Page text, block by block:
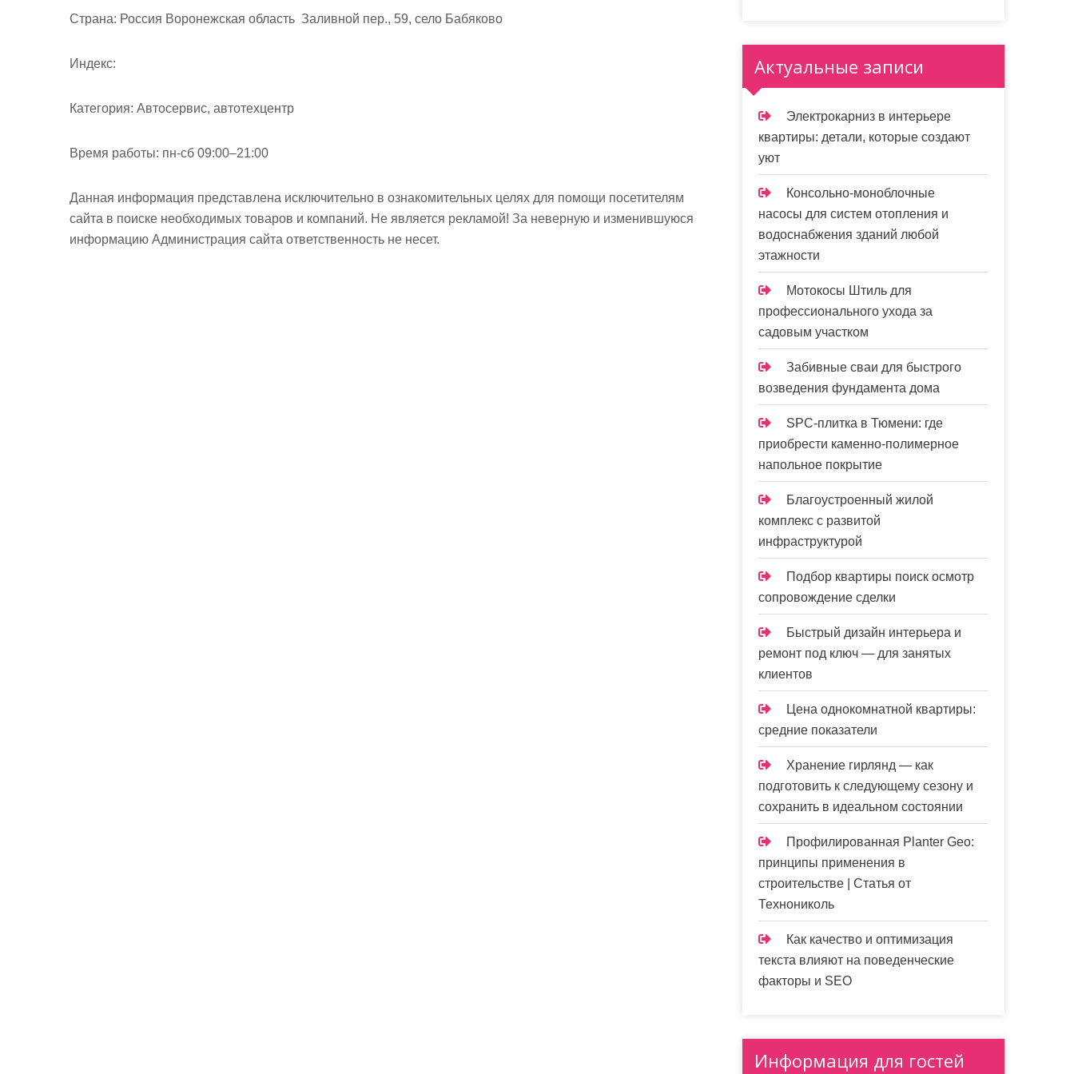
Страна: Россия Воронежская область Заливной пер., 59, село Бабяково
Индекс:
Категория: Автосервис, автотехцентр
Время работы: пн-сб 09:00–21:00
Данная информация представлена исключительно в ознакомительных целях для помощи посетителям
сайта в поиске необходимых товаров и компаний. Не является рекламой! За неверную и изменившуюся
информацию Администрация сайта ответственность не несет.
Актуальные записи
Электрокарниз в интерьере
квартиры: детали, которые создают
уют
Консольно-моноблочные
насосы для систем отопления и
водоснабжения зданий любой
этажности
Мотокосы Штиль для
профессионального ухода за
садовым участком
Забивные сваи для быстрого
возведения фундамента дома
SPC-плитка в Тюмени: где
приобрести каменно-полимерное
напольное покрытие
Благоустроенный жилой
комплекс с развитой
инфраструктурой
Подбор квартиры поиск осмотр
сопровождение сделки
Быстрый дизайн интерьера и
ремонт под ключ — для занятых
клиентов
Цена однокомнатной квартиры:
средние показатели
Хранение гирлянд — как
подготовить к следующему сезону и
сохранить в идеальном состоянии
Профилированная Planter Geo:
принципы применения в
строительстве | Статья от
Технониколь
Как качество и оптимизация
текста влияют на поведенческие
факторы и SEO
Информация для гостей